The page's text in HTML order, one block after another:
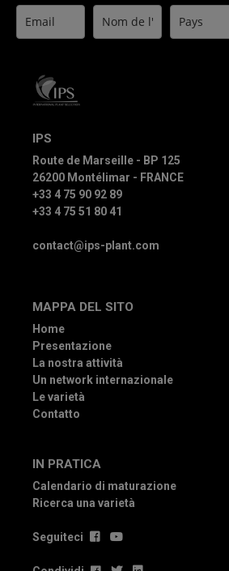
IPS
Route de Marseille - BP 125
26200 Montélimar - FRANCE
+33 4 75 90 92 89
+33 4 75 51 80 41
contact@ips-plant.com
MAPPA DEL SITO
Home
Presentazione
La nostra attività
Un network internazionale
Le varietà
Contatto
IN PRATICA
Calendario di maturazione
Ricerca una varietà
Seguiteci